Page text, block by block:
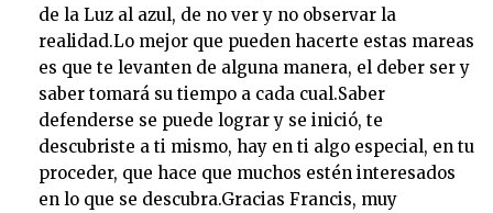
de la Luz al azul, de no ver y no observar la
realidad.Lo mejor que pueden hacerte estas mareas
es que te levanten de alguna manera, el deber ser y
saber tomará su tiempo a cada cual.Saber
defenderse se puede lograr y se inició, te
descubriste a ti mismo, hay en ti algo especial, en tu
proceder, que hace que muchos estén interesados
en lo que se descubra.Gracias Francis, muy